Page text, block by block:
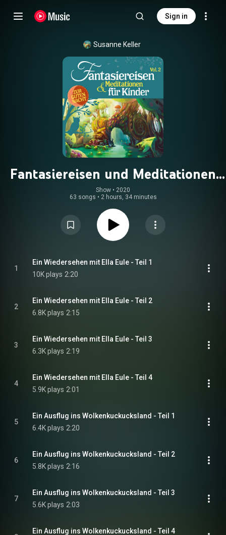
Sign in
Susanne Keller
Fantasiereisen und Meditationen
für Kinder, Vol. 2
Show • 2020
63 songs • 2 hours, 34 minutes
1
Ein Wiedersehen mit Ella Eule - Teil 1
10K plays 2:20
2
Ein Wiedersehen mit Ella Eule - Teil 2
6.8K plays 2:15
3
Ein Wiedersehen mit Ella Eule - Teil 3
6.3K plays 2:19
4
Ein Wiedersehen mit Ella Eule - Teil 4
5.9K plays 2:01
5
Ein Ausflug ins Wolkenkuckucksland - Teil 1
6.4K plays 2:20
6
Ein Ausflug ins Wolkenkuckucksland - Teil 2
5.8K plays 2:16
7
Ein Ausflug ins Wolkenkuckucksland - Teil 3
5.6K plays 2:03
Ein Ausflug ins Wolkenkuckucksland - Teil 4